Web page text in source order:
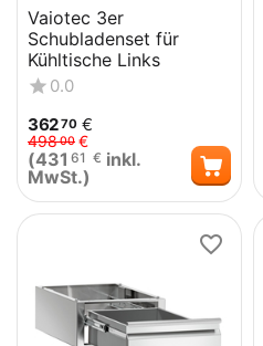
Vaiotec 3er
Schubladenset für
Kühltische Links
0.0
36270 €
49800 €
(431 61 € inkl.
MwSt.)